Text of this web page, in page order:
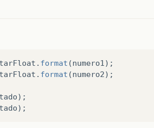
. format (numero1 );
. format (numero2);
);
);